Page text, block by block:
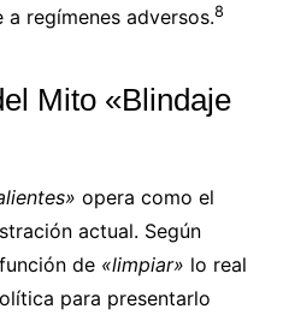
regímenes adversos.8
Mito «Blindaje
opera como el
actual. Según
de «limpiar» lo real
para presentarlo